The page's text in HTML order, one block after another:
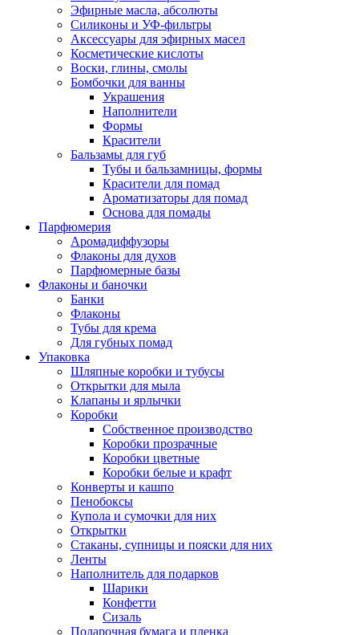
Эфирные масла, абсолюты
Силиконы и УФ-фильтры
Аксессуары для эфирных масел
Косметические кислоты
Воски, глины, смолы
Бомбочки для ванны
Украшения
Наполнители
Формы
Красители
Бальзамы для губ
Тубы и бальзамницы, формы
Красители для помад
Ароматизаторы для помад
Основа для помады
Парфюмерия
Аромадиффузоры
Флаконы для духов
Парфюмерные базы
Флаконы и баночки
Банки
Флаконы
Тубы для крема
Для губных помад
Упаковка
Шляпные коробки и тубусы
Открытки для мыла
Клапаны и ярлычки
Коробки
Собственное производство
Коробки прозрачные
Коробки цветные
Коробки белые и крафт
Конверты и кашпо
Пенобоксы
Купола и сумочки для них
Открытки
Стаканы, супницы и пояски для них
Ленты
Наполнитель для подарков
Шарики
Конфетти
Сизаль
Подарочная бумага и пленка